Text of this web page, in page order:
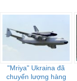
"Mriya" Ukraina đã
chuyển lượng hàng